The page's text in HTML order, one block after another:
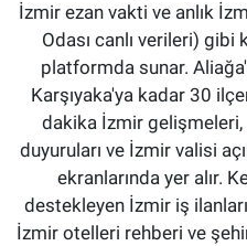
İzmir ezan vakti ve anlık
Odası canlı verileri)
platformda sunar.
Karşıyaka'ya kadar 30
dakika İzmir
duyuruları ve İzmir valisi
ekranlarında yer alır.
destekleyen İzmir iş
İzmir otelleri rehberi ve